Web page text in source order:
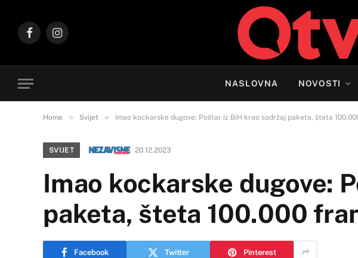
FacebookInstagram
NASLOVNA NOVOSTI
Home » Svijet » Imao kockarske dugove: Poštar iz BiH krao sadržaj paketa, šteta
SVIJET 20.12.2023
Imao kockarske dugove:
paketa, šteta 100.000
Facebook Twitter Pinterest